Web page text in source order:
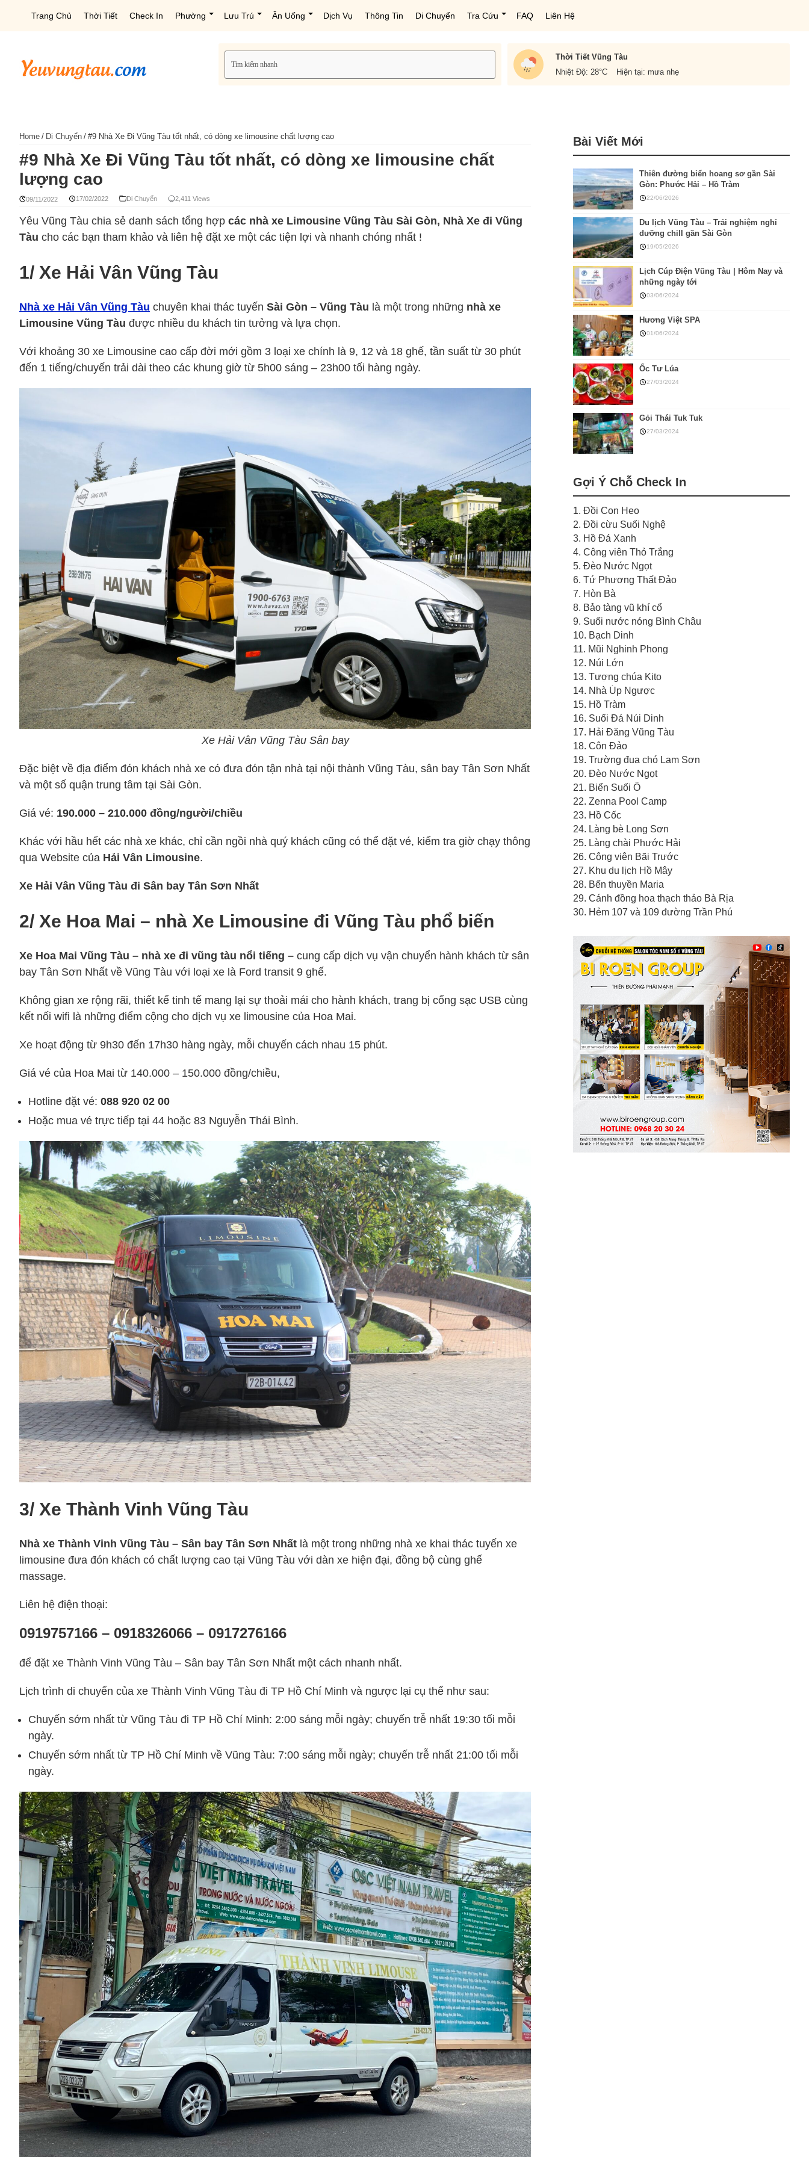
Trang Chủ Thời Tiết Check In Phường Lưu Trú Ăn Uống Dịch Vụ Thông Tin Di Chuyển Tra Cứu FAQ Liên Hệ
Thời Tiết Vũng Tàu
Nhiệt Độ: 28°C Hiện tại: mưa nhẹ
Home / Di Chuyển / #9 Nhà Xe Đi Vũng Tàu tốt nhất, có dòng xe limousine chất lượng cao
#9 Nhà Xe Đi Vũng Tàu tốt nhất, có dòng xe limousine chất
lượng cao
09/11/2022 17/02/2022 Di Chuyển 2,411 Views
Yêu Vũng Tàu chia sẻ danh sách tổng hợp các nhà xe Limousine Vũng Tàu Sài Gòn, Nhà Xe đi Vũng
Tàu cho các bạn tham khảo và liên hệ đặt xe một các tiện lợi và nhanh chóng nhất !
1/ Xe Hải Vân Vũng Tàu
Nhà xe Hải Vân Vũng Tàu chuyên khai thác tuyến Sài Gòn – Vũng Tàu là một trong những nhà xe
Limousine Vũng Tàu được nhiều du khách tin tưởng và lựa chọn.
Với khoảng 30 xe Limousine cao cấp đời mới gồm 3 loại xe chính là 9, 12 và 18 ghế, tần suất từ 30 phút
đến 1 tiếng/chuyến trải dài theo các khung giờ từ 5h00 sáng – 23h00 tối hàng ngày.
Xe Hải Vân Vũng Tàu Sân bay
Đặc biệt về địa điểm đón khách nhà xe có đưa đón tận nhà tại nội thành Vũng Tàu, sân bay Tân Sơn Nhất
và một số quận trung tâm tại Sài Gòn.
Giá vé: 190.000 – 210.000 đồng/người/chiều
Khác với hầu hết các nhà xe khác, chỉ cần ngồi nhà quý khách cũng có thể đặt vé, kiểm tra giờ chạy thông
qua Website của Hải Vân Limousine.
Xe Hải Vân Vũng Tàu đi Sân bay Tân Sơn Nhất
2/ Xe Hoa Mai – nhà Xe Limousine đi Vũng Tàu phổ biến
Xe Hoa Mai Vũng Tàu – nhà xe đi vũng tàu nổi tiếng – cung cấp dịch vụ vận chuyển hành khách từ sân
bay Tân Sơn Nhất về Vũng Tàu với loại xe là Ford transit 9 ghế.
Không gian xe rộng rãi, thiết kế tinh tế mang lại sự thoải mái cho hành khách, trang bị cổng sạc USB cùng
kết nối wifi là những điểm cộng cho dịch vụ xe limousine của Hoa Mai.
Xe hoạt động từ 9h30 đến 17h30 hàng ngày, mỗi chuyến cách nhau 15 phút.
Giá vé của Hoa Mai từ 140.000 – 150.000 đồng/chiều,
Hotline đặt vé: 088 920 02 00
Hoặc mua vé trực tiếp tại 44 hoặc 83 Nguyễn Thái Bình.
3/ Xe Thành Vinh Vũng Tàu
Nhà xe Thành Vinh Vũng Tàu – Sân bay Tân Sơn Nhất là một trong những nhà xe khai thác tuyến xe
limousine đưa đón khách có chất lượng cao tại Vũng Tàu với dàn xe hiện đại, đồng bộ cùng ghế
massage.
Liên hệ điện thoại:
0919757166 – 0918326066 – 0917276166
để đặt xe Thành Vinh Vũng Tàu – Sân bay Tân Sơn Nhất một cách nhanh nhất.
Lịch trình di chuyển của xe Thành Vinh Vũng Tàu đi TP Hồ Chí Minh và ngược lại cụ thể như sau:
Chuyến sớm nhất từ Vũng Tàu đi TP Hồ Chí Minh: 2:00 sáng mỗi ngày; chuyến trễ nhất 19:30 tối mỗi
ngày.
Chuyến sớm nhất từ TP Hồ Chí Minh về Vũng Tàu: 7:00 sáng mỗi ngày; chuyến trễ nhất 21:00 tối mỗi
ngày.
Bài Viết Mới
Thiên đường biển hoang sơ gần Sài
Gòn: Phước Hải – Hồ Tràm
22/06/2026
Du lịch Vũng Tàu – Trải nghiệm nghỉ
dưỡng chill gần Sài Gòn
19/05/2026
Lịch Cúp Điện Vũng Tàu | Hôm Nay và
những ngày tới
03/06/2024
Hương Việt SPA
01/06/2024
Ốc Tư Lúa
27/03/2024
Gỏi Thái Tuk Tuk
27/03/2024
Gợi Ý Chỗ Check In
1. Đồi Con Heo
2. Đồi cừu Suối Nghệ
3. Hồ Đá Xanh
4. Công viên Thỏ Trắng
5. Đèo Nước Ngọt
6. Tứ Phương Thất Đảo
7. Hòn Bà
8. Bảo tàng vũ khí cổ
9. Suối nước nóng Bình Châu
10. Bạch Dinh
11. Mũi Nghinh Phong
12. Núi Lớn
13. Tượng chúa Kito
14. Nhà Úp Ngược
15. Hồ Tràm
16. Suối Đá Núi Dinh
17. Hải Đăng Vũng Tàu
18. Côn Đảo
19. Trường đua chó Lam Sơn
20. Đèo Nước Ngọt
21. Biển Suối Ồ
22. Zenna Pool Camp
23. Hồ Cốc
24. Làng bè Long Sơn
25. Làng chài Phước Hải
26. Công viên Bãi Trước
27. Khu du lịch Hồ Mây
28. Bến thuyền Maria
29. Cánh đồng hoa thạch thảo Bà Rịa
30. Hẻm 107 và 109 đường Trần Phú